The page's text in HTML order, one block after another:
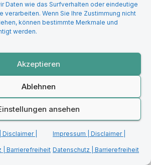
Daten wie das Surfverhalten oder eindeutige
verarbeiten. Wenn Sie Ihre Zustimmung nicht
können bestimmte Merkmale und
werden.
Akzeptieren
Ablehnen
ansehen
|
| Barrierefreiheit
Impressum | Disclaimer |
Datenschutz | Barrierefreiheit